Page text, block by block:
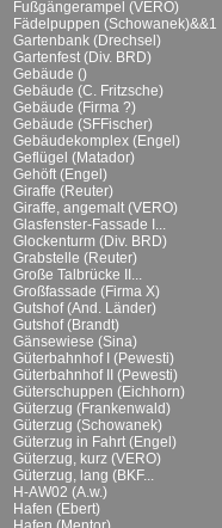
Fußgängerampel (VERO)
Fädelpuppen (Schowanek)&&1
Gartenbank (Drechsel)
Gartenfest (Div. BRD)
Gebäude ()
Gebäude (C. Fritzsche)
Gebäude (Firma ?)
Gebäude (SFFischer)
Gebäudekomplex (Engel)
Geflügel (Matador)
Gehöft (Engel)
Giraffe (Reuter)
Giraffe, angemalt (VERO)
Glasfenster-Fassade I...
Glockenturm (Div. BRD)
Grabstelle (Reuter)
Große Talbrücke II...
Großfassade (Firma X)
Gutshof (And. Länder)
Gutshof (Brandt)
Gänsewiese (Sina)
Güterbahnhof I (Pewesti)
Güterbahnhof II (Pewesti)
Güterschuppen (Eichhorn)
Güterzug (Frankenwald)
Güterzug (Schowanek)
Güterzug in Fahrt (Engel)
Güterzug, kurz (VERO)
Güterzug, lang (BKF...
H-AW02 (A.w.)
Hafen (Ebert)